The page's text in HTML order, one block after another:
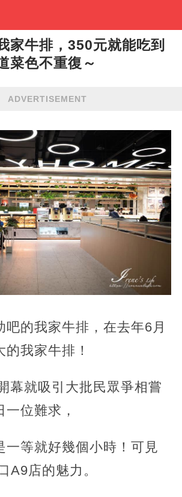
家牛排，350元就能吃到
菜色不重復～
ADVERTISEMENT
吧的我家牛排，在去年6月
我家牛排！
幕就吸引大批民眾爭相嘗
位難求，
一等就好幾個小時！可見
A9店的魅力。